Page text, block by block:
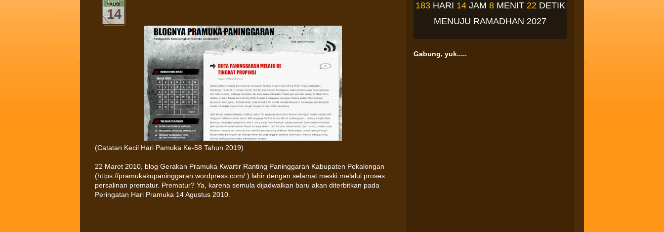
AUG
14
(Catatan Kecil Hari Pamuka Ke-58 Tahun 2019)
22 Maret 2010, blog Gerakan Pramuka Kwartir Ranting Paninggaran Kabupaten Pekalongan
(https://pramukakupaninggaran.wordpress.com/ ) lahir dengan selamat meski melalui proses
persalinan prematur. Prematur? Ya, karena semula dijadwalkan baru akan diterbitkan pada
Peringatan Hari Pramuka 14 Agustus 2010.
183 HARI 14 JAM 8 MENIT21 DETIK
MENUJU RAMADHAN 2027
Gabung, yuk.....